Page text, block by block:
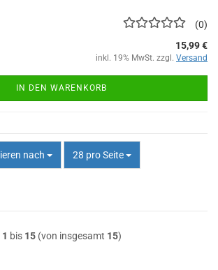
0
15,99 €
inkl. 19% MwSt. zzgl. Versand
IN DEN WARENKORB
nach
nach 28 pro Seite
pro Seite
1 bis 15(von insgesamt 15)